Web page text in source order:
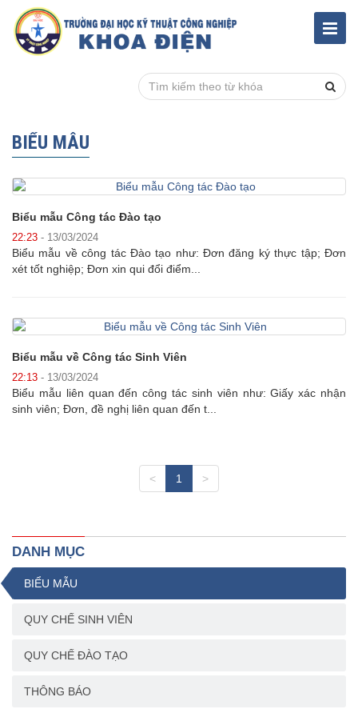
BIỂU MẪU
Biểu mẫu Công tác Đào tạo
22:23 - 13/03/2024
Biểu mẫu về công tác Đào tạo như: Đơn đăng ký thực tập; Đơn
xét tốt nghiệp; Đơn xin qui đổi điểm...
Biểu mẫu về Công tác Sinh Viên
22:13 - 13/03/2024
Biểu mẫu liên quan đến công tác sinh viên như: Giấy xác nhận
sinh viên; Đơn, đề nghị liên quan đến t...
< 1 >
DANH MỤC
BIỂU MẪU
QUY CHẾ SINH VIÊN
QUY CHẾ ĐÀO TẠO
THÔNG BÁO